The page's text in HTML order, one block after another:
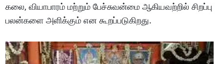
கலை, வியாபாரம் மற்றும் பேச்சுவன்மை ஆகியவற்றில் சிறப்பு
பலன்களை அளிக்கும் என கூறப்படுகிறது.